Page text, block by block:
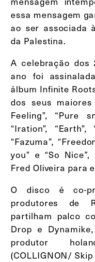
essa mensagem
ao ser associada
da Palestina.
A celebração
ano foi
álbum Infinite
dos seus
Feeling”, “Pure
“Iration”,
“Fazuma”,
you” e “So
Fred Oliveira para
O disco é co-
produtores de
partilham palco
Drop e
produtor
(COLLIGNON/ Skip